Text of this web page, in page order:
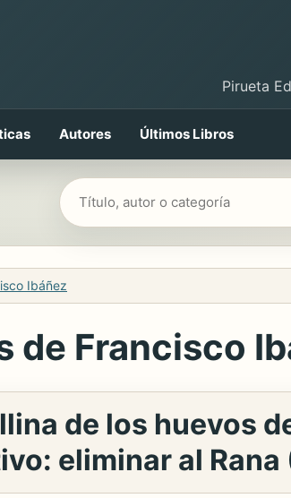
Pirueta
Autores Últimos Libros
Buscar libros
Ibáñez
de Francisco
de los huevos
eliminar al